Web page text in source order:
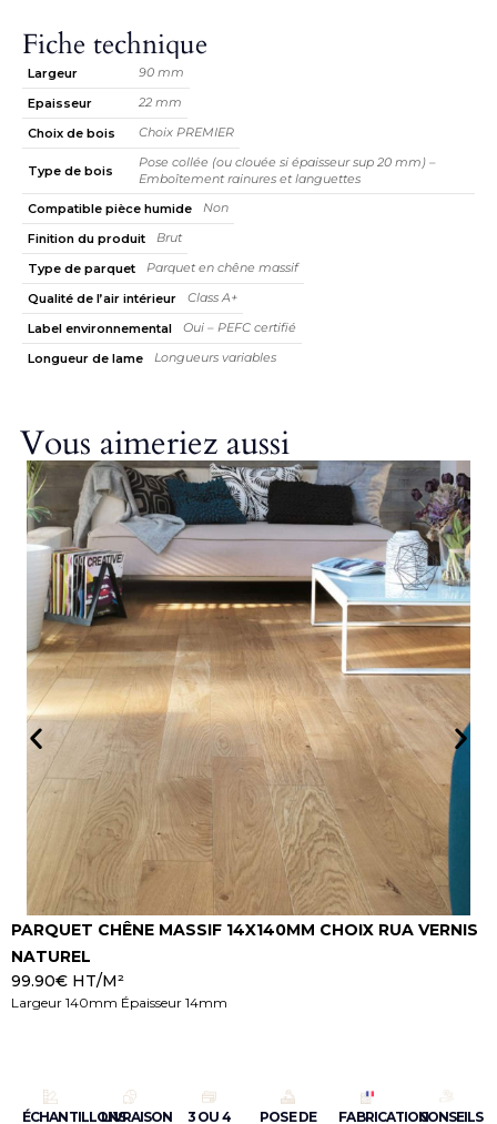
Fiche technique
Largeur
90 mm
Epaisseur
22 mm
Choix de bois
Choix PREMIER
Type de bois
Pose collée (ou clouée si épaisseur sup 20 mm) –
Emboîtement rainures et languettes
Compatible pièce humide
Non
Finition du produit
Brut
Type de parquet
Parquet en chêne massif
Qualité de l’air intérieur
Class A+
Label environnemental
Oui – PEFC certifié
Longueur de lame
Longueurs variables
Vous aimeriez aussi
PARQUET CHÊNE MASSIF 14X140MM CHOIX RUA VERNIS
NATUREL
99.90€ HT/M²
Largeur 140mm Épaisseur 14mm
ÉCHANTILLONSLIVRAISON 3 OU 4 POSE DE FABRICATIONCONSEILS